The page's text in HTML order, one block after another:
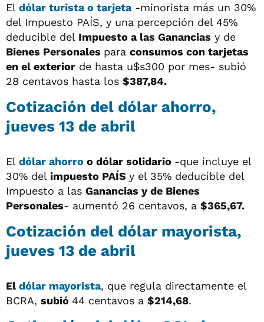
El dólar turista o tarjeta-minorista más un 30%
del Impuesto PAÍS, y una percepción del 45%
deducible del Impuesto a las Ganancias y de
Bienes Personales para consumos con tarjetas
en el exterior de hasta u$s300 por mes- subió
28 centavos hasta los $387,84.
Cotización del dólar ahorro,
jueves 13 de abril
El dólar ahorro o dólar solidario -que incluye el
30% del impuesto PAÍS y el 35% deducible del
Impuesto a las Ganancias y de Bienes
Personales- aumentó 26 centavos, a $365,67.
Cotización del dólar mayorista,
jueves 13 de abril
El dólar mayorista, que regula directamente el
BCRA, subió 44 centavos a $214,68.